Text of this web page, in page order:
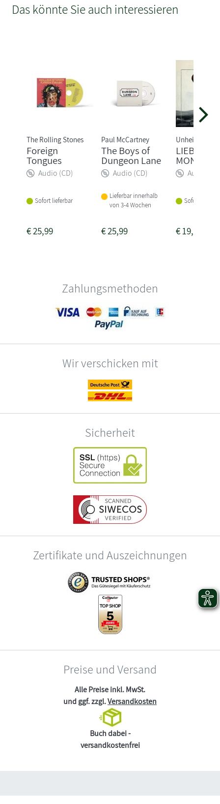
Das könnte Sie auch interessieren
The Rolling Stones
Foreign
Tongues
Audio (CD)
Sofort lieferbar
€25,99
Paul McCartney
The Boys of
Dungeon Lane
Audio (CD)
Lieferbar innerhalb
von 3-4 Wochen
€25,99
Unheilig
LIEBE
MONSTER
Audio
Sofort
€19,99
Zahlungsmethoden
Wir verschicken mit
Sicherheit
Zertifikate und Auszeichnungen
Preise und Versand
Alle Preise inkl. MwSt.
und ggf. zzgl.Versandkosten
Buch dabei -
versandkostenfrei